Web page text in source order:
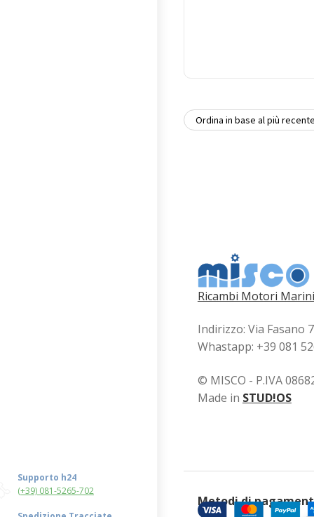
Supporto h24
(+39) 081-5265-702
Ricambi Motori
Indirizzo: Via Fasano
Whastapp: +39 081
© MISCO - P.IVA
Made in STUD!OS
Metodi di